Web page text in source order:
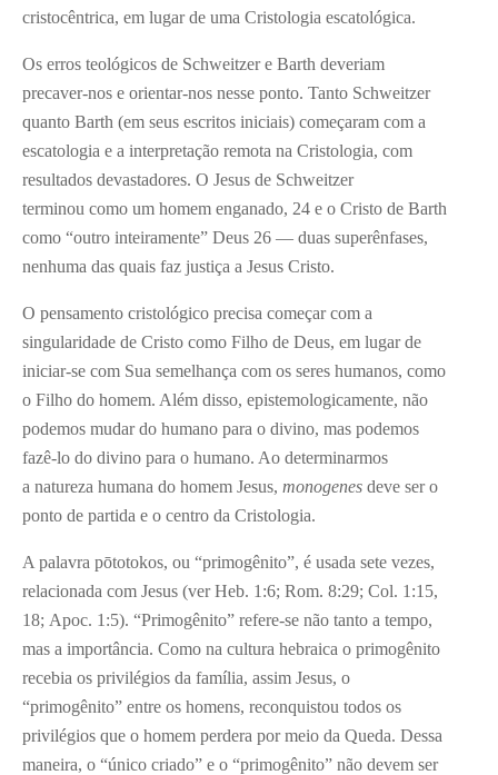
cristocêntrica, em lugar de uma Cristologia escatológica.
Os erros teológicos de Schweitzer e Barth deveriam
precaver-nos e orientar-nos nesse ponto. Tanto Schweitzer
quanto Barth (em seus escritos iniciais) começaram com a
escatologia e a interpretação remota na Cristologia, com
resultados devastadores. O Jesus de Schweitzer
terminou como um homem enganado, 24 e o Cristo de Barth
como “outro inteiramente” Deus 26 — duas superênfases,
nenhuma das quais faz justiça a Jesus Cristo.
O pensamento cristológico precisa começar com a
singularidade de Cristo como Filho de Deus, em lugar de
iniciar-se com Sua semelhança com os seres humanos, como
o Filho do homem. Além disso, epistemologicamente, não
podemos mudar do humano para o divino, mas podemos
fazê-lo do divino para o humano. Ao determinarmos
a natureza humana do homem Jesus, monogenes deve ser o
ponto de partida e o centro da Cristologia.
A palavra pōtotokos, ou “primogênito”, é usada sete vezes,
relacionada com Jesus (ver Heb. 1:6; Rom. 8:29; Col. 1:15,
18; Apoc. 1:5). “Primogênito” refere-se não tanto a tempo,
mas a importância. Como na cultura hebraica o primogênito
recebia os privilégios da família, assim Jesus, o
“primogênito” entre os homens, reconquistou todos os
privilégios que o homem perdera por meio da Queda. Dessa
maneira, o “único criado” e o “primogênito” não devem ser